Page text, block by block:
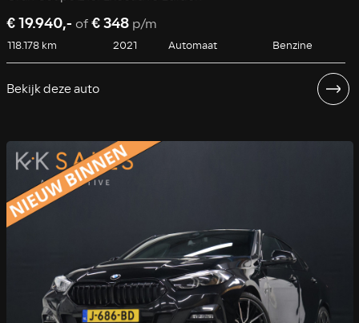
€ 19.940,- of€ 348 p/m
118.178 km 2021 Automaat Benzine
Bekijk deze auto